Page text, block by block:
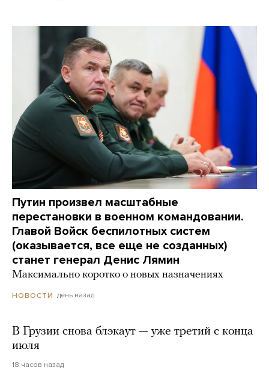
Путин произвел масштабные
перестановки в военном командовании.
Главой Войск беспилотных систем
(оказывается, все еще не созданных)
станет генерал Денис Лямин
Максимально коротко о новых назначениях
НОВОСТИ день назад
В Грузии снова блэкаут — уже третий с конца
июля
18 часов назад